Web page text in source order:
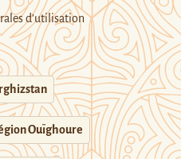
d’utilisation
Ouïghoure